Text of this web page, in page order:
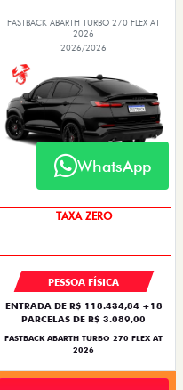
FASTBACK ABARTH TURBO 270 FLEX AT
2026
2026/2026
SAIA DE FIAT 0KM
PESSOA FÍSICA
ENTRADA DE R$ 118.434,84 +18
PARCELAS DE R$ 3.089,00
FASTBACK ABARTH TURBO 270 FLEX AT
2026
WhatsApp